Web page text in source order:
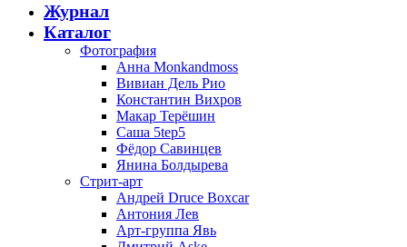
Журнал
Каталог
Фотография
Анна Monkandmoss
Вивиан Дель Рио
Константин Вихров
Макар Терёшин
Саша 5tep5
Фёдор Савинцев
Янина Болдырева
Стрит-арт
Андрей Druce Boxcar
Антония Лев
Арт-группа Явь